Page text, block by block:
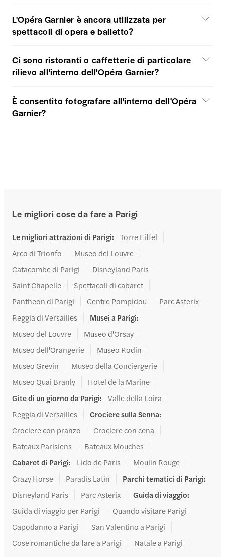
L'Opéra Garnier è ancora utilizzata per
spettacoli di opera e balletto?
Ci sono ristoranti o caffetterie di particolare
rilievo all'interno dell'Opéra Garnier?
È consentito fotografare all'interno dell'Opéra
Garnier?
Le migliori cose da fare a Parigi
Le migliori attrazioni di Parigi:
Torre Eiffel
Arco di Trionfo
Museo del Louvre
Catacombe di Parigi
Disneyland Paris
Saint Chapelle
Spettacoli di cabaret
Pantheon di Parigi
Centre Pompidou
Parc Asterix
Reggia di Versailles
Musei a Parigi:
Museo del Louvre
Museo d'Orsay
Museo dell'Orangerie
Museo Rodin
Museo Grevin
Museo della Conciergerie
Museo Quai Branly
Hotel de la Marine
Gite di un giorno da Parigi:
Valle della Loira
Reggia di Versailles
Crociere sulla Senna:
Crociere con pranzo
Crociere con cena
Bateaux Parisiens
Bateaux Mouches
Cabaret di Parigi: Lido de Paris
Moulin Rouge
Crazy Horse
Paradis Latin Parchi tematici di Parigi:
Disneyland Paris
Parc Asterix Guida di viaggio:
Guida di viaggio per Parigi
Quando visitare Parigi
Capodanno a Parigi
San Valentino a Parigi
Cose romantiche da fare a Parigi
Natale a Parigi